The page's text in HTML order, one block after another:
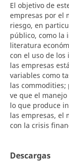
El objetivo de
empresas por el
riesgo, en
público, como la
literatura
con el uso de
las empresas
variables como
las
ve que el
lo que produce
las empresas, el
con la crisis
Descargas